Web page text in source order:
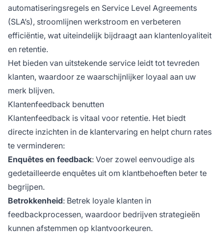
automatiseringsregels en Service Level Agreements
(SLA’s), stroomlijnen werkstroom en verbeteren
efficiëntie, wat uiteindelijk bijdraagt aan klantenloyaliteit
en retentie.
Het bieden van uitstekende service leidt tot tevreden
klanten, waardoor ze waarschijnlijker loyaal aan uw
merk blijven.
Klantenfeedback benutten
Klantenfeedback is vitaal voor retentie. Het biedt
directe inzichten in de klantervaring en helpt churn rates
te verminderen:
Enquêtes en feedback: Voer zowel eenvoudige als
gedetailleerde enquêtes uit om klantbehoeften beter te
begrijpen.
Betrokkenheid: Betrek loyale klanten in
feedbackprocessen, waardoor bedrijven strategieën
kunnen afstemmen op klantvoorkeuren.